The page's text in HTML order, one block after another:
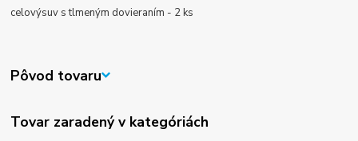
celovýsuv s tlmeným dovieraním - 2 ks
Pôvod tovaru
Tovar zaradený v kategóriách